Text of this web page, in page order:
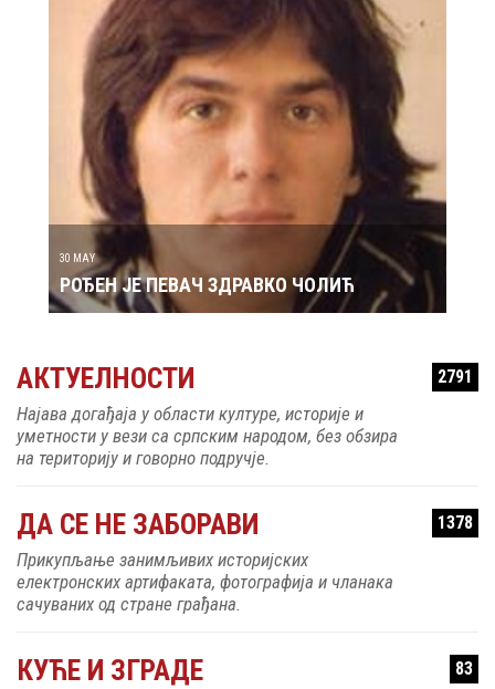
30 MAY
РОЂЕН ЈЕ ПЕВАЧ ЗДРАВКО ЧОЛИЋ
АКТУЕЛНОСТИ 2791
Најава догађаја у области културе, историје и
уметности у вези са српским народом, без обзира
на територију и говорно подручје.
ДА СЕ НЕ ЗАБОРАВИ 1378
Прикупљање занимљивих историјских
електронских артифаката, фотографија и чланака
сачуваних од стране грађана.
КУЋЕ И ЗГРАДЕ 83